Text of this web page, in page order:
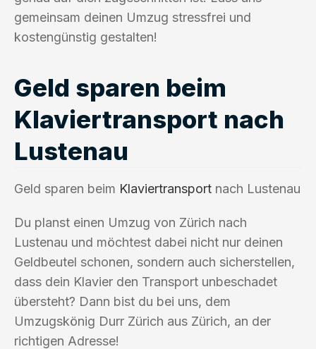
gemeinsam deinen Umzug stressfrei und
kostengünstig gestalten!
Geld sparen beim
Klaviertransport nach
Lustenau
Geld sparen beim Klaviertransport nach Lustenau
Du planst einen Umzug von Zürich nach
Lustenau und möchtest dabei nicht nur deinen
Geldbeutel schonen, sondern auch sicherstellen,
dass dein Klavier den Transport unbeschadet
übersteht? Dann bist du bei uns, dem
Umzugskönig Durr Zürich aus Zürich, an der
richtigen Adresse!